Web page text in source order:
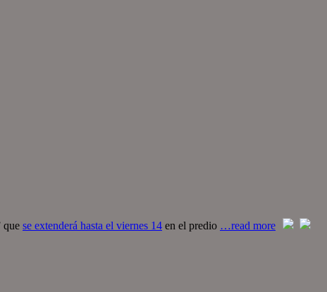
que se extenderá hasta el viernes 14 en el predio …read more